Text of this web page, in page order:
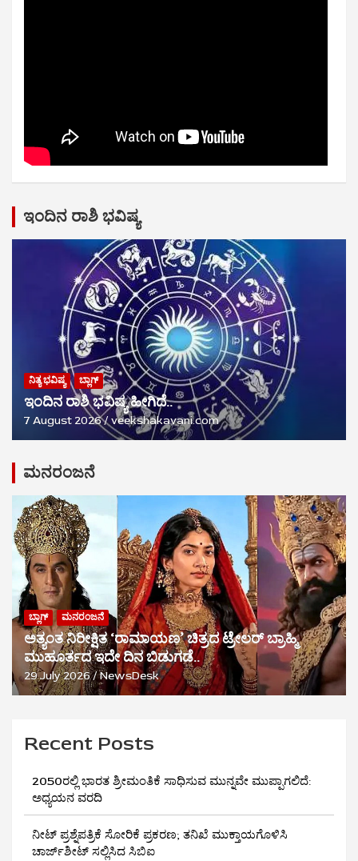
ಇಂದಿನ ರಾಶಿ ಭವಿಷ್ಯ
ನಿತ್ಯ ಭವಿಷ್ಯ ಬ್ಲಾಗ್
ಇಂದಿನ ರಾಶಿ ಭವಿಷ್ಯ ಹೀಗಿದೆ..
7 August 2026 veekshakavani.com
ಮನರಂಜನೆ
ಬ್ಲಾಗ್ ಮನರಂಜನೆ
ಅತ್ಯಂತ ನಿರೀಕ್ಷಿತ ‘ರಾಮಾಯಣ’ ಚಿತ್ರದ ಟ್ರೇಲರ್ ಬ್ರಾಹ್ಮಿ
ಮುಹೂರ್ತದ ಇದೇ ದಿನ ಬಿಡುಗಡೆ..
29 July 2026 NewsDesk
Recent Posts
2050ರಲ್ಲಿ ಭಾರತ ಶ್ರೀಮಂತಿಕೆ ಸಾಧಿಸುವ ಮುನ್ನವೇ ಮುಪ್ಪಾಗಲಿದೆ:
ಅಧ್ಯಯನ ವರದಿ
ನೀಟ್ ಪ್ರಶ್ನೆಪತ್ರಿಕೆ ಸೋರಿಕೆ ಪ್ರಕರಣ; ತನಿಖೆ ಮುಕ್ತಾಯಗೊಳಿಸಿ
ಚಾರ್ಜ್‌ಶೀಟ್ ಸಲ್ಲಿಸಿದ ಸಿಬಿಐ